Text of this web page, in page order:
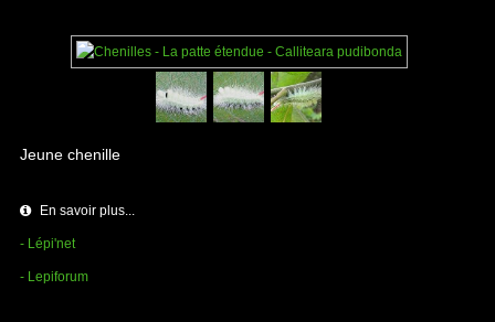
Jeune chenille
En savoir plus...
- Lépi'net
- Lepiforum